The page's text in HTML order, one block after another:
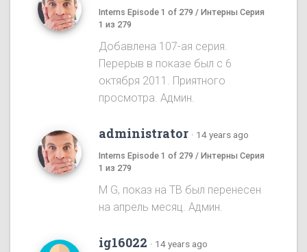
Interns Episode 1 of 279 / Интерны Серия
1 из 279
Добавлена 107-ая серия.
Перерыв в показе был с 6
октября 2011. Приятного
просмотра. Админ.
administrator · 14 years ago
Interns Episode 1 of 279 / Интерны Серия
1 из 279
M G, показ на ТВ был перенесен
на апрель месяц. Админ.
ig16022 · 14 years ago